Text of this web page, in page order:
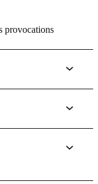
provocations